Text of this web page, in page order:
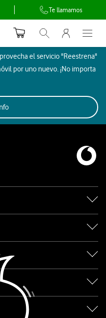
Te llamamos
Abrir buscador.
Menu
Abre
y
Gaming
y ocio
el servicio "Reestrena"
por uno nuevo. ¡No importa